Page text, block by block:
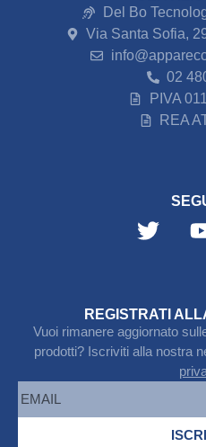
Del Bo
Via Santa Sofia,
02
PIVA
REA
REGISTRATI
Vuoi rimanere aggiornato
prodotti? Iscriviti alla nostra